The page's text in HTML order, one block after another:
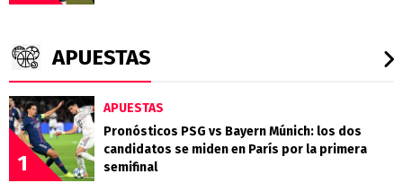
APUESTAS
1
APUESTAS
Pronósticos PSG vs Bayern Múnich: los dos
candidatos se miden en París por la primera
semifinal